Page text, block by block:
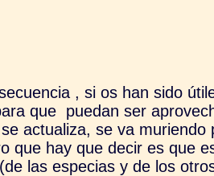
, si os han sido
que puedan ser
actualiza, se va muriendo
que hay que decir es que
las especias y de los